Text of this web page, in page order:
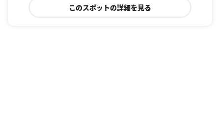
このスポットの詳細を見る